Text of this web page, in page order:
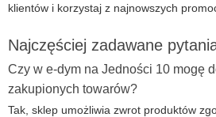
klientów i korzystaj z najnowszych
Najczęściej zadawane
Czy w e-dym na Jedności 10 mogę
zakupionych towarów?
Tak, sklep umożliwia zwrot produktów